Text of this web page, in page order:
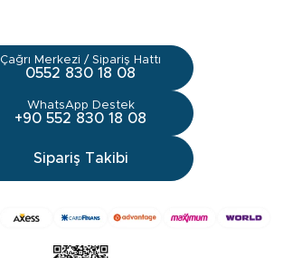
Çağrı Merkezi / Sipariş Hattı
0552 830 18 08
WhatsApp Destek
+90 552 830 18 08
Sipariş Takibi